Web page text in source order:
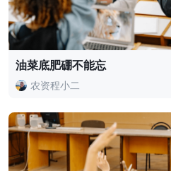
油菜底肥硼不能忘
农资程小二